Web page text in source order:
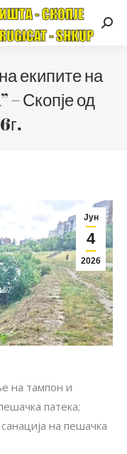
екипите на
– Скопје од
Јун
4
2026
на тампон и
патека;
на пешачка